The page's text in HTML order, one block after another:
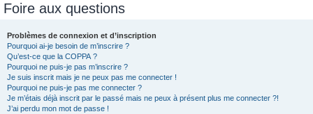
Foire aux questions
Problèmes de connexion et d’inscription
Pourquoi ai-je besoin de m’inscrire ?
Qu’est-ce que la COPPA ?
Pourquoi ne puis-je pas m’inscrire ?
Je suis inscrit mais je ne peux pas me connecter !
Pourquoi ne puis-je pas me connecter ?
Je m’étais déjà inscrit par le passé mais ne peux à présent plus me connecter ?!
J’ai perdu mon mot de passe !